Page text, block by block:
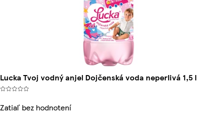
Lucka Tvoj vodný anjel Dojčenská voda neperlivá 1,5 l
Zatiaľ bez hodnotení